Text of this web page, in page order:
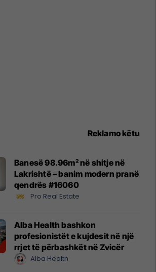
Reklamo këtu
Banesë 98.96m² në shitje në
Lakrishtë – banim modern pranë
qendrës #16060
Pro Real Estate
Alba Health bashkon
profesionistët e kujdesit në një
rrjet të përbashkët në Zvicër
Alba Health